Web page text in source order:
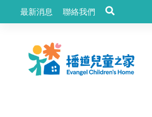
最新消息 聯絡我們